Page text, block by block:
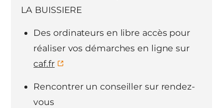
LA BUISSIERE
Des ordinateurs en libre accès pour
réaliser vos démarches en ligne sur
caf.fr
Rencontrer un conseiller sur rendez-
vous